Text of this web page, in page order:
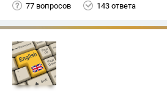
77 вопросов 143 ответа